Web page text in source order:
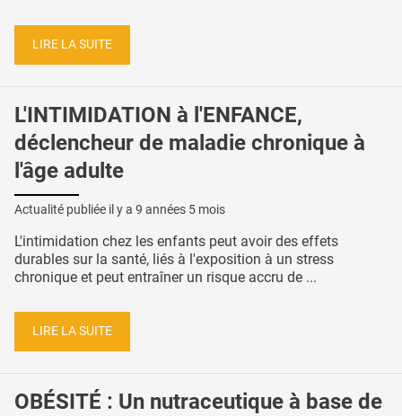
LIRE LA SUITE
L'INTIMIDATION à l'ENFANCE,
déclencheur de maladie chronique à
l'âge adulte
Actualité publiée il y a 9 années 5 mois
L'intimidation chez les enfants peut avoir des effets
durables sur la santé, liés à l'exposition à un stress
chronique et peut entraîner un risque accru de ...
LIRE LA SUITE
OBÉSITÉ : Un nutraceutique à base de